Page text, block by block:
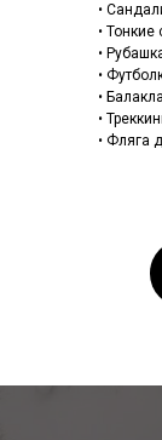
•
•
•
•
•
•
• Фляга